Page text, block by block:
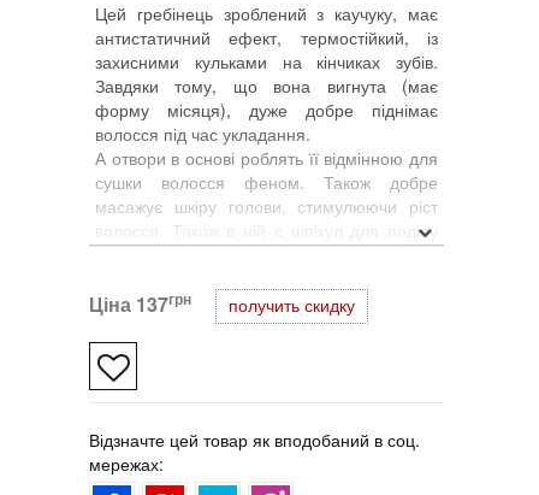
Цей гребінець зроблений з каучуку, має
антистатичний ефект, термостійкий, із
захисними кульками на кінчиках зубів.
Завдяки тому, що вона вигнута (має
форму місяця), дуже добре піднімає
волосся під час укладання.
А отвори в основі роблять її відмінною для
сушки волосся феном. Також добре
масажує шкіру голови, стимулюючи ріст
волосся. Також в ній є шпікул для поділу
пасм.
Ціна 137грн получить скидку
Відзначте цей товар як вподобаний в соц.
мережах: